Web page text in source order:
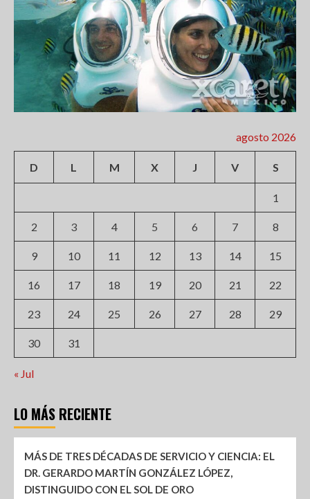
agosto 2026
D L M X J V S
1
2 3 4 5 6 7 8
9 10 11 12 13 14 15
16 17 18 19 20 21 22
23 24 25 26 27 28 29
30 31
« Jul
LO MÁS RECIENTE
MÁS DE TRES DÉCADAS DE SERVICIO Y CIENCIA: EL
DR. GERARDO MARTÍN GONZÁLEZ LÓPEZ,
DISTINGUIDO CON EL SOL DE ORO